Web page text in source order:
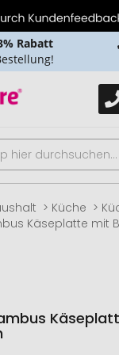
Rabatt
Küche
Käseplatte mit